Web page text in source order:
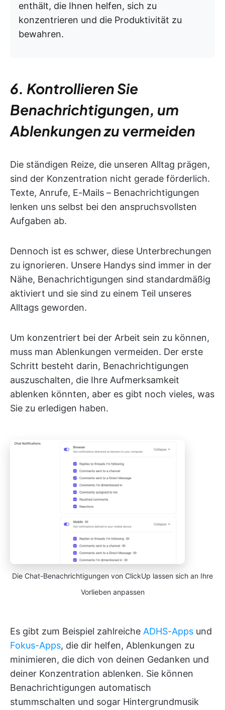
enthält, die Ihnen helfen, sich zu
konzentrieren und die Produktivität zu
bewahren.
6. Kontrollieren Sie
Benachrichtigungen, um
Ablenkungen zu vermeiden
Die ständigen Reize, die unseren Alltag prägen,
sind der Konzentration nicht gerade förderlich.
Texte, Anrufe, E-Mails – Benachrichtigungen
lenken uns selbst bei den anspruchsvollsten
Aufgaben ab.
Dennoch ist es schwer, diese Unterbrechungen
zu ignorieren. Unsere Handys sind immer in der
Nähe, Benachrichtigungen sind standardmäßig
aktiviert und sie sind zu einem Teil unseres
Alltags geworden.
Um konzentriert bei der Arbeit sein zu können,
muss man Ablenkungen vermeiden. Der erste
Schritt besteht darin, Benachrichtigungen
auszuschalten, die Ihre Aufmerksamkeit
ablenken könnten, aber es gibt noch vieles, was
Sie zu erledigen haben.
Die Chat-Benachrichtigungen von ClickUp lassen sich an Ihre
Vorlieben anpassen
Es gibt zum Beispiel zahlreiche ADHS-Apps und
Fokus-Apps, die dir helfen, Ablenkungen zu
minimieren, die dich von deinen Gedanken und
deiner Konzentration ablenken. Sie können
Benachrichtigungen automatisch
stummschalten und sogar Hintergrundmusik